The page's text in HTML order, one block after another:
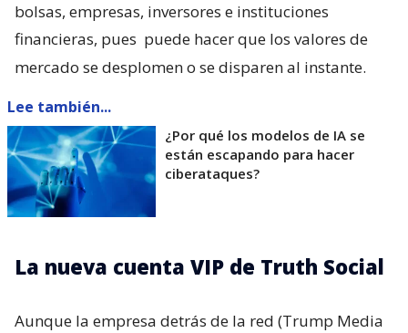
bolsas, empresas, inversores e instituciones
financieras, pues puede hacer que los valores de
mercado se desplomen o se disparen al instante.
Lee también...
¿Por qué los modelos de IA se
están escapando para hacer
ciberataques?
La nueva cuenta VIP de Truth Social
Aunque la empresa detrás de la red (Trump Media